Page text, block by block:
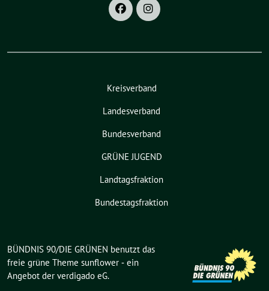
Kreisverband
Landesverband
Bundesverband
GRÜNE JUGEND
Landtagsfraktion
Bundestagsfraktion
BÜNDNIS 90/DIE GRÜNEN benutzt das
freie grüne Theme sunflower ‐ ein
Angebot der verdigado eG.